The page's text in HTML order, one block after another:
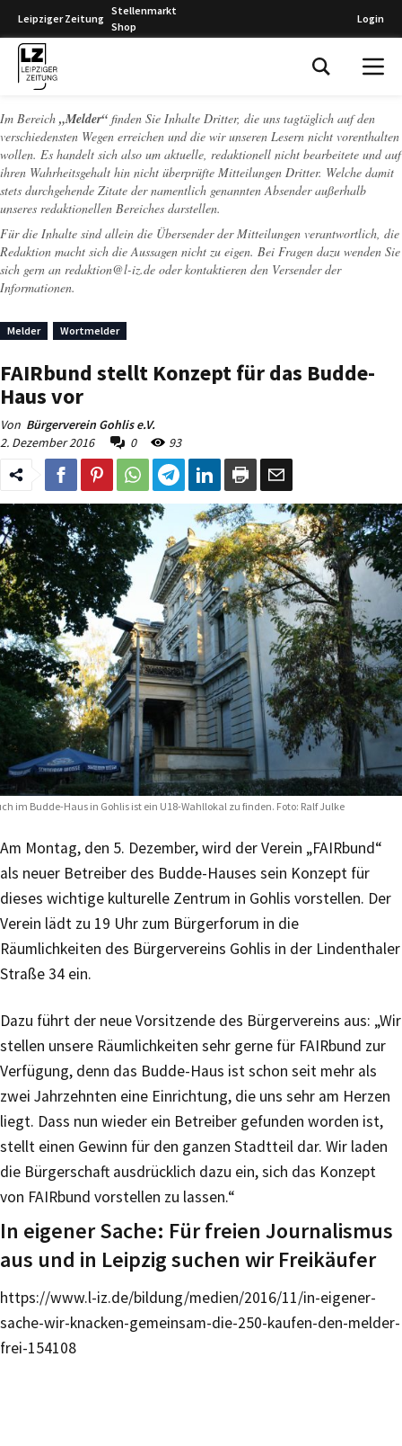
Leipziger Zeitung
Stellenmarkt
Shop
Login
Im Bereich „Melder“ finden Sie Inhalte Dritter, die uns tagtäglich auf den
verschiedensten Wegen erreichen und die wir unseren Lesern nicht vorenthalten
wollen. Es handelt sich also um aktuelle, redaktionell nicht bearbeitete und auf
ihren Wahrheitsgehalt hin nicht überprüfte Mitteilungen Dritter. Welche damit
stets durchgehende Zitate der namentlich genannten Absender außerhalb
unseres redaktionellen Bereiches darstellen.
Für die Inhalte sind allein die Übersender der Mitteilungen verantwortlich, die
Redaktion macht sich die Aussagen nicht zu eigen. Bei Fragen dazu wenden Sie
sich gern an redaktion@l-iz.de oder kontaktieren den Versender der
Informationen.
Melder Wortmelder
FAIRbund stellt Konzept für das Budde-
Haus vor
Von Bürgerverein Gohlis e.V.
2. Dezember 2016
0 93
im Budde-Haus in Gohlis ist ein U18-Wahllokal zu finden. Foto: Ralf Julke
Am Montag, den 5. Dezember, wird der Verein „FAIRbund“
als neuer Betreiber des Budde-Hauses sein Konzept für
dieses wichtige kulturelle Zentrum in Gohlis vorstellen. Der
Verein lädt zu 19 Uhr zum Bürgerforum in die
Räumlichkeiten des Bürgervereins Gohlis in der Lindenthaler
Straße 34 ein.
Dazu führt der neue Vorsitzende des Bürgervereins aus: „Wir
stellen unsere Räumlichkeiten sehr gerne für FAIRbund zur
Verfügung, denn das Budde-Haus ist schon seit mehr als
zwei Jahrzehnten eine Einrichtung, die uns sehr am Herzen
liegt. Dass nun wieder ein Betreiber gefunden worden ist,
stellt einen Gewinn für den ganzen Stadtteil dar. Wir laden
die Bürgerschaft ausdrücklich dazu ein, sich das Konzept
von FAIRbund vorstellen zu lassen.“
In eigener Sache: Für freien Journalismus
aus und in Leipzig suchen wir Freikäufer
https://www.l-iz.de/bildung/medien/2016/11/in-eigener-
sache-wir-knacken-gemeinsam-die-250-kaufen-den-melder-
frei-154108